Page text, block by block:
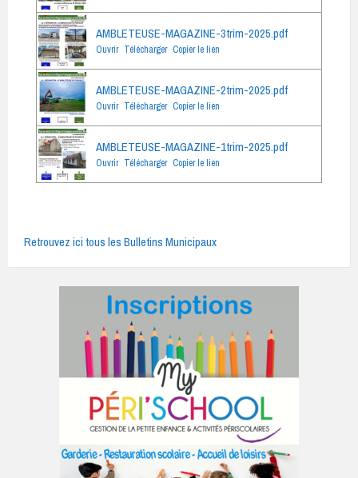
AMBLETEUSE-MAGAZINE-3trim-2025.pdf
Ouvrir Télécharger Copier le lien
AMBLETEUSE-MAGAZINE-2trim-2025.pdf
Ouvrir Télécharger Copier le lien
AMBLETEUSE-MAGAZINE-1trim-2025.pdf
Ouvrir Télécharger Copier le lien
Retrouvez ici tous les Bulletins Municipaux